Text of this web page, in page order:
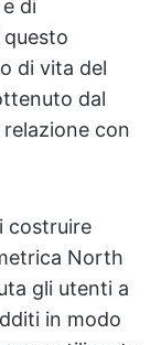
di
di vita del
dal
con
costruire
North
gli utenti a
in modo